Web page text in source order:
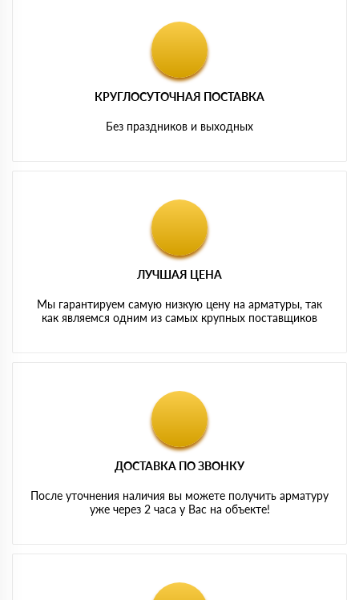
КРУГЛОСУТОЧНАЯ ПОСТАВКА
Без праздников и выходных
ЛУЧШАЯ ЦЕНА
Мы гарантируем самую низкую цену на арматуры, так
как являемся одним из самых крупных поставщиков
ДОСТАВКА ПО ЗВОНКУ
После уточнения наличия вы можете получить арматуру
уже через 2 часа у Вас на объекте!